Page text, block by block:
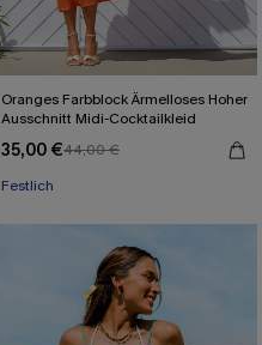
Oranges Farbblock Ärmelloses Hoher
Ausschnitt Midi-Cocktailkleid
35,00 €44,00 €
Festlich